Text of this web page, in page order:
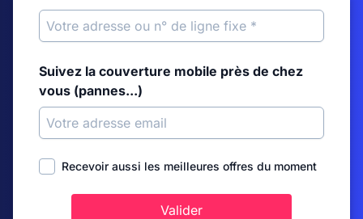
Suivez la couverture mobile près de chez
vous (pannes...)
Recevoir aussi les meilleures offres du moment
Valider